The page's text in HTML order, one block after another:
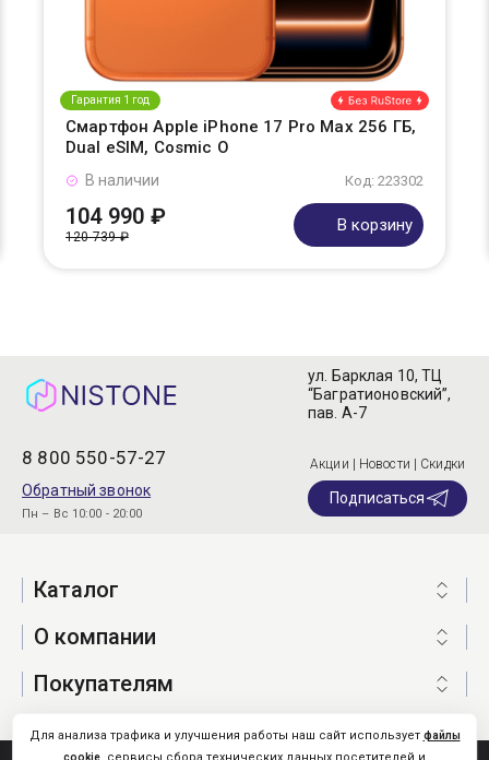
Гарантия 1 год
Смартфон Apple iPhone 17 Pro Max 256 ГБ,
Dual eSIM, Cosmic O
Код: 223302
В наличии
104 990 ₽
120 739 ₽
В корзину
8 800 550-57-27
Обратный звонок
Пн – Вс 10:00 - 20:00
ул. Барклая 10, ТЦ
“Багратионовский”,
пав. А-7
Акции | Новости | Скидки
Подписаться
Каталог
О компании
Покупателям
Для анализа трафика и улучшения работы наш сайт использует файлы
cookie